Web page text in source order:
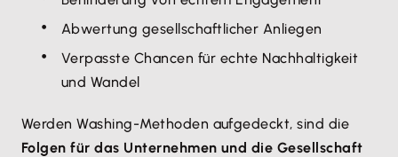
Abwertung gesellschaftlicher Anliegen
Verpasste Chancen für echte Nachhaltigkeit
und Wandel
Werden Washing-Methoden aufgedeckt, sind die
Folgen für das Unternehmen und die Gesellschaft